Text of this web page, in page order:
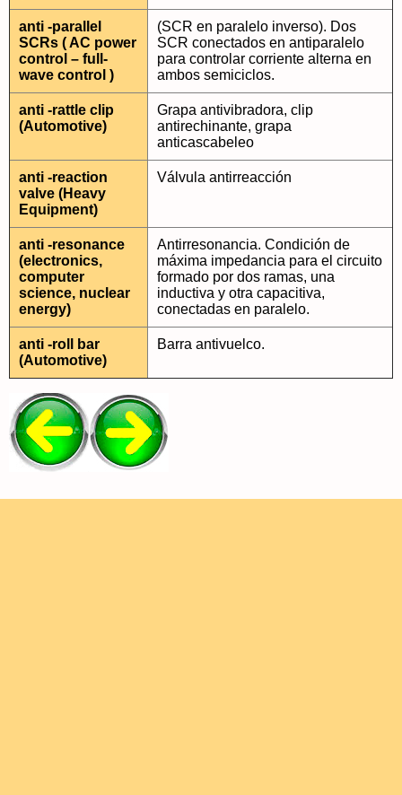
anti -parallel
SCRs ( AC power
control – full-
wave control )
(SCR en paralelo inverso). Dos
SCR conectados en antiparalelo
para controlar corriente alterna en
ambos semiciclos.
anti -rattle clip
(Automotive)
Grapa antivibradora, clip
antirechinante, grapa
anticascabeleo
anti -reaction
valve (Heavy
Equipment)
Válvula antirreacción
anti -resonance
(electronics,
computer
science, nuclear
energy)
Antirresonancia. Condición de
máxima impedancia para el circuito
formado por dos ramas, una
inductiva y otra capacitiva,
conectadas en paralelo.
anti -roll bar
(Automotive)
Barra antivuelco.